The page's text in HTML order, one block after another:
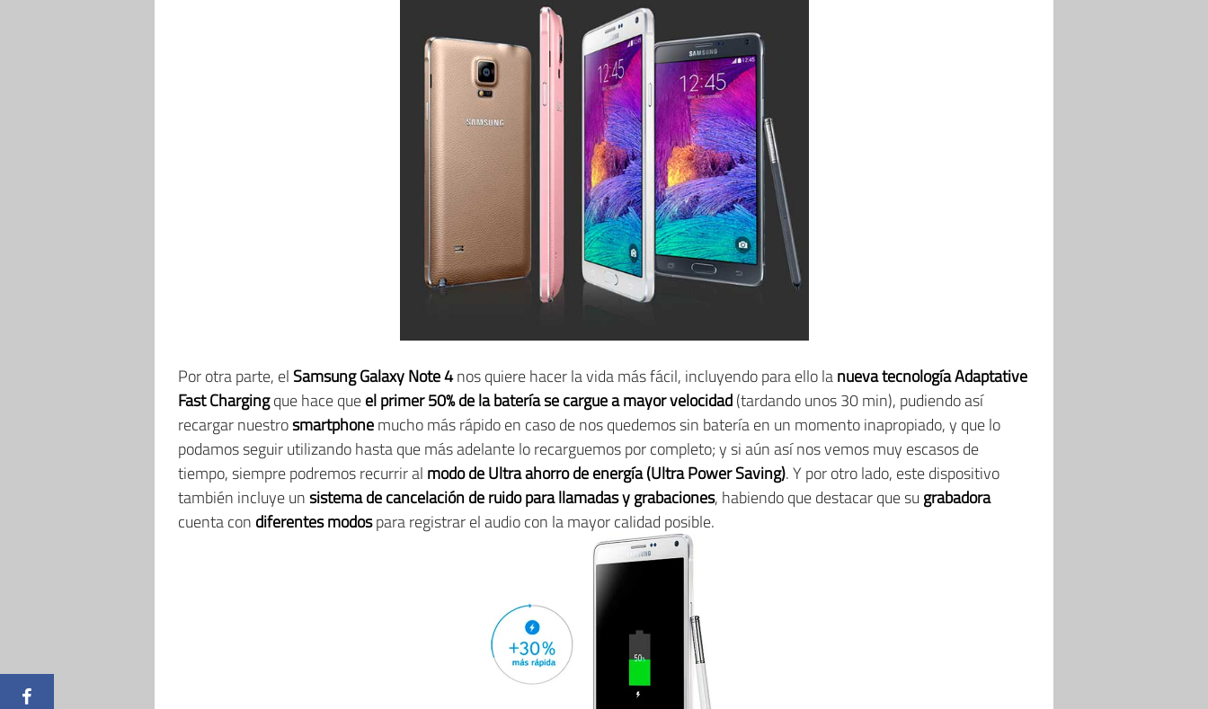
Por otra parte, el Samsung Galaxy Note 4nos quiere hacer la vida más fácil, incluyendo para ello lanueva tecnología Adaptative
Fast Chargingque hace queel primer 50% de la batería se cargue a mayor velocidad(tardando unos 30 min), pudiendo así
recargar nuestrosmartphonemucho más rápido en caso de nos quedemos sin batería en un momento inapropiado, y que lo
podamos seguir utilizando hasta que más adelante lo recarguemos por completo; y si aún así nos vemos muy escasos de
tiempo, siempre podremos recurrir al modo de Ultra ahorro de energía(Ultra Power Saving). Y por otro lado, este dispositivo
también incluye unsistema de cancelación de ruido para llamadas y grabaciones, habiendo que destacar que su grabadora
cuenta con diferentes modospara registrar el audio con la mayor calidad posible.